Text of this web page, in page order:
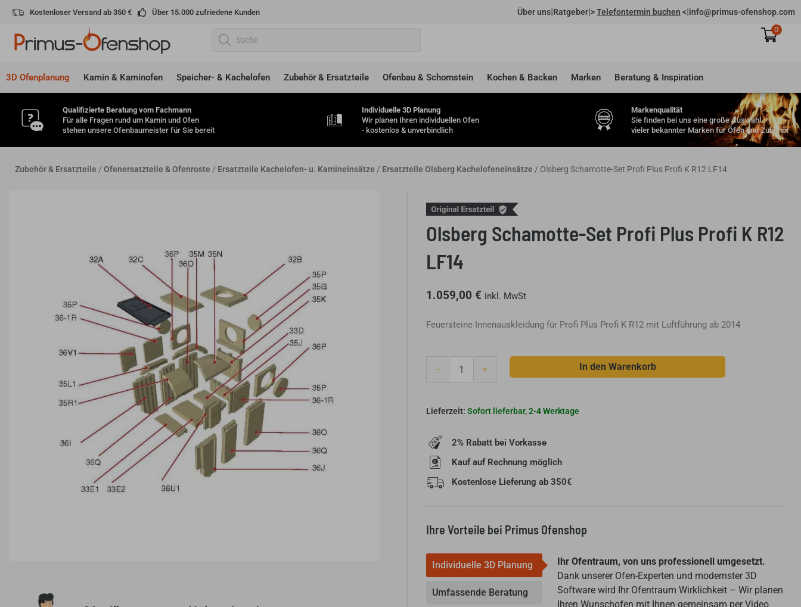
Zum
springen
Kostenloser Versand ab 350 € Über 15.000 zufriedene Kunden Über uns|Ratgeber|>Telefontermin buchen <|info@primus-ofenshop.com
Products
search
0
3D Ofenplanung Kamin & Kaminofen Speicher- & Kachelofen Zubehör & Ersatzteile Ofenbau & Schornstein Kochen & Backen Marken Beratung & Inspiration
Qualifizierte Beratung vom Fachmann
Für alle Fragen rund um Kamin und Ofen
stehen unsere Ofenbaumeister für Sie bereit
Individuelle 3D Planung
Wir planen Ihren individuellen Ofen
- kostenlos & unverbindlich
Markenqualität
Sie finden bei uns eine große Auswahl
vieler bekannter Marken für Öfen und Zubehör
Zubehör & Ersatzteile / Ofenersatzteile & Ofenroste / Ersatzteile Kachelofen- u. Kamineinsätze / Ersatzteile Olsberg Kachelofeneinsätze / Olsberg Schamotte-Set Profi Plus Profi K R12 LF14
Olsberg Schamotte-Set Profi Plus Profi K R12
LF14
1.059,00 € inkl. MwSt
Feuersteine Innenauskleidung für Profi Plus Profi K R12 mit Luftführung ab 2014
-
Schamotte-
Profi
Profi
K
R12
LF14
Menge
+ In den Warenkorb
Sofort lieferbar, 2-4 Werktage
2% Rabatt bei Vorkasse
Kauf auf Rechnung möglich
Kostenlose Lieferung ab 350€
Ihre Vorteile bei Primus Ofenshop
Individuelle 3D Planung
Umfassende Beratung
Ihr Ofentraum, von uns professionell umgesetzt.
Dank unserer Ofen-Experten und modernster 3D
Software wird Ihr Ofentraum Wirklichkeit – Wir planen
Ihren Wunschofen mit Ihnen gemeinsam per Video